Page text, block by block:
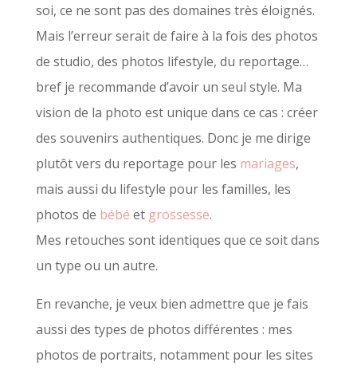
soi, ce ne sont pas des domaines très éloignés.
Mais l’erreur serait de faire à la fois des photos
de studio, des photos lifestyle, du reportage…
bref je recommande d’avoir un seul style. Ma
vision de la photo est unique dans ce cas : créer
des souvenirs authentiques. Donc je me dirige
plutôt vers du reportage pour les mariages,
mais aussi du lifestyle pour les familles, les
photos de bébé et grossesse.
Mes retouches sont identiques que ce soit dans
un type ou un autre.
En revanche, je veux bien admettre que je fais
aussi des types de photos différentes : mes
photos de portraits, notamment pour les sites